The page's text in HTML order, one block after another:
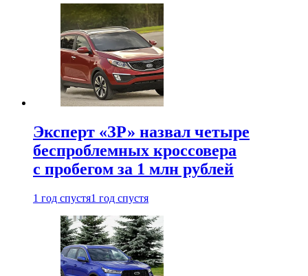
Эксперт «ЗР» назвал четыре
беспроблемных кроссовера
с пробегом за 1 млн рублей
1 год спустя1 год спустя